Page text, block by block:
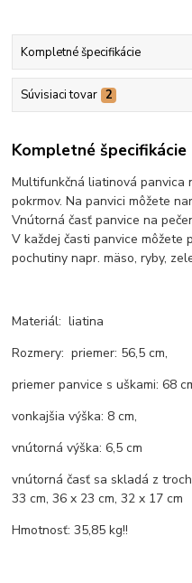
Kompletné špecifikácie
Súvisiaci tovar 2
Kompletné špecifikácie
Multifunkčná liatinová panvica
pokrmov. Na panvici môžete
Vnútorná časť panvice na
V každej časti panvice môžete
pochutiny napr. mäso, ryby,
Materiál: liatina
Rozmery: priemer: 56,5 cm,
priemer panvice s uškami: 68
vonkajšia výška: 8 cm,
vnútorná výška: 6,5 cm
vnútorná časť sa skladá z
33 cm, 36 x 23 cm, 32 x 17 cm
Hmotnosť: 35,85 kg!!